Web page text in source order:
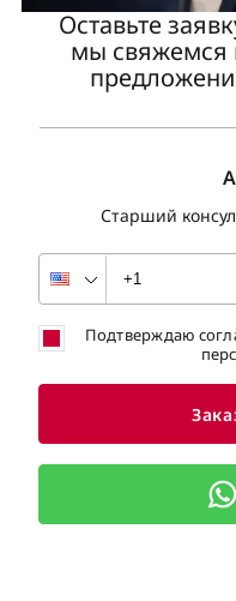
Оставьте
мы свяжемся
Старший
Подтверждаю